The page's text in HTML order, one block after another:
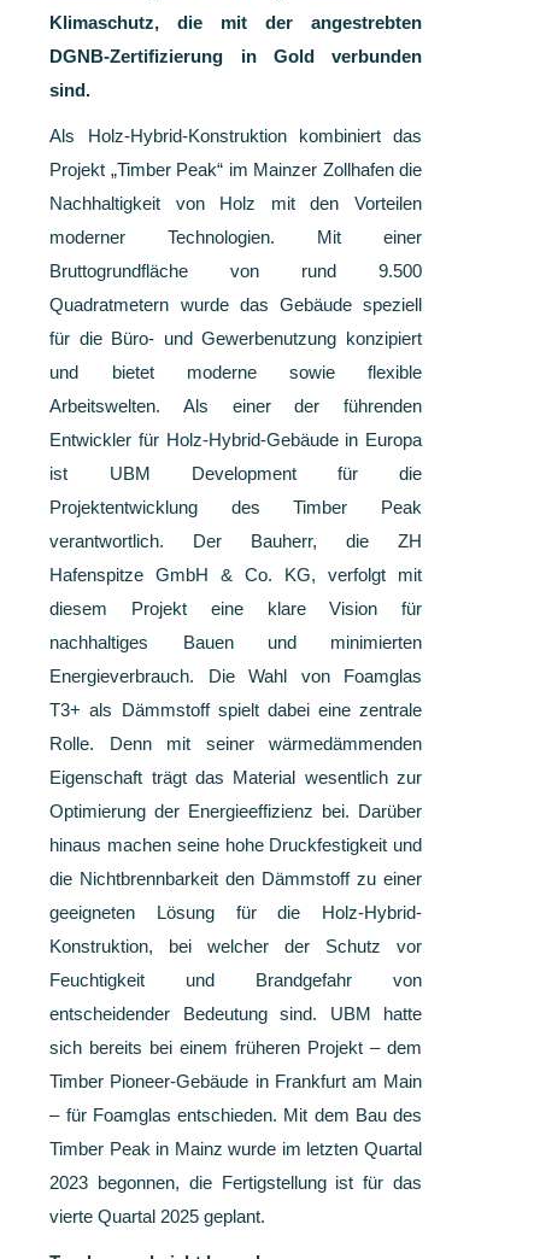
Klimaschutz, die mit der angestrebten
DGNB-Zertifizierung in Gold verbunden
sind.
Als Holz-Hybrid-Konstruktion kombiniert das
Projekt „Timber Peak“ im Mainzer Zollhafen die
Nachhaltigkeit von Holz mit den Vorteilen
moderner Technologien. Mit einer
Bruttogrundfläche von rund 9.500
Quadratmetern wurde das Gebäude speziell
für die Büro- und Gewerbenutzung konzipiert
und bietet moderne sowie flexible
Arbeitswelten. Als einer der führenden
Entwickler für Holz-Hybrid-Gebäude in Europa
ist UBM Development für die
Projektentwicklung des Timber Peak
verantwortlich. Der Bauherr, die ZH
Hafenspitze GmbH & Co. KG, verfolgt mit
diesem Projekt eine klare Vision für
nachhaltiges Bauen und minimierten
Energieverbrauch. Die Wahl von Foamglas
T3+ als Dämmstoff spielt dabei eine zentrale
Rolle. Denn mit seiner wärmedämmenden
Eigenschaft trägt das Material wesentlich zur
Optimierung der Energieeffizienz bei. Darüber
hinaus machen seine hohe Druckfestigkeit und
die Nichtbrennbarkeit den Dämmstoff zu einer
geeigneten Lösung für die Holz-Hybrid-
Konstruktion, bei welcher der Schutz vor
Feuchtigkeit und Brandgefahr von
entscheidender Bedeutung sind. UBM hatte
sich bereits bei einem früheren Projekt – dem
Timber Pioneer-Gebäude in Frankfurt am Main
– für Foamglas entschieden. Mit dem Bau des
Timber Peak in Mainz wurde im letzten Quartal
2023 begonnen, die Fertigstellung ist für das
vierte Quartal 2025 geplant.